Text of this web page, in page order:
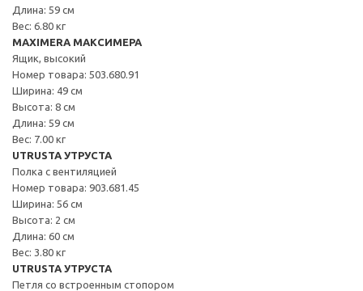
Длина: 59 см
Вес: 6.80 кг
MAXIMERA МАКСИМЕРА
Ящик, высокий
Номер товара: 503.680.91
Ширина: 49 см
Высота: 8 см
Длина: 59 см
Вес: 7.00 кг
UTRUSTA УТРУСТА
Полка с вентиляцией
Номер товара: 903.681.45
Ширина: 56 см
Высота: 2 см
Длина: 60 см
Вес: 3.80 кг
UTRUSTA УТРУСТА
Петля со встроенным стопором